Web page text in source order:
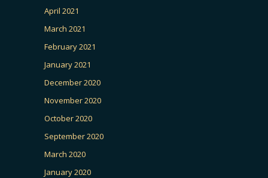
April 2021
March 2021
February 2021
January 2021
December 2020
November 2020
October 2020
September 2020
March 2020
January 2020